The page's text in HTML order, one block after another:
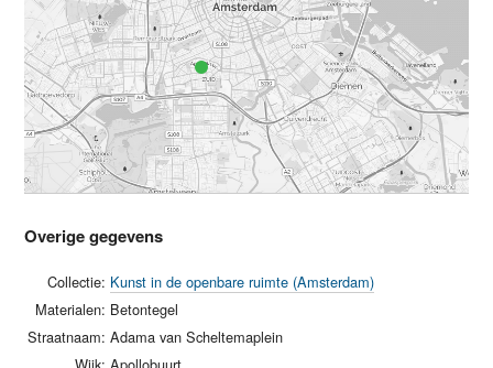
Overige gegevens
Collectie: Kunst in de openbare ruimte (Amsterdam)
Materialen: Betontegel
Straatnaam: Adama van Scheltemaplein